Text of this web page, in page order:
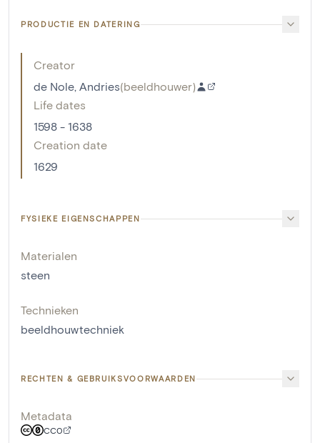
PRODUCTIE EN DATERING
Creator
de Nole, Andries(beeldhouwer)
Life dates
1598 - 1638
Creation date
1629
FYSIEKE EIGENSCHAPPEN
Materialen
steen
Technieken
beeldhouwtechniek
RECHTEN & GEBRUIKSVOORWAARDEN
Metadata
CC0